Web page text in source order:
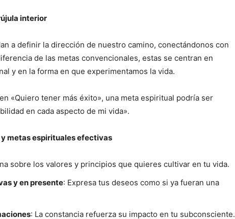
interior
a definir la dirección de nuestro camino, conectándonos con
de las metas convencionales, estas se centran en
y en la forma en que experimentamos la vida.
«Quiero tener más éxito», una meta espiritual podría ser
en cada aspecto de mi vida».
metas espirituales efectivas
sobre los valores y principios que quieres cultivar en tu vida.
y en presente: Expresa tus deseos como si ya fueran una
: La constancia refuerza su impacto en tu subconsciente.